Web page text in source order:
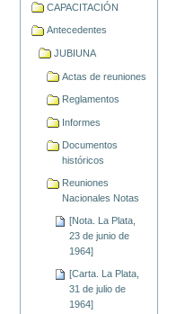
CAPACITACIÓN
Antecedentes
JUBIUNA
Actas de reuniones
Reglamentos
Informes
Documentos
históricos
Reuniones
Nacionales Notas
[Nota. La Plata,
23 de junio de
1964]
[Carta. La Plata,
31 de julio de
1964]